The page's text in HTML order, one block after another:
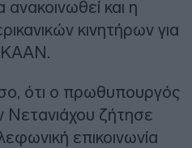
ανακοινωθεί και η
κινητήρων για
KAAN.
ότι ο πρωθυπουργός
Νετανιάχου ζήτησε
επικοινωνία